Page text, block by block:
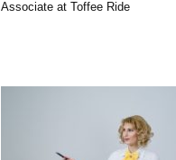
Associate at Toffee Ride